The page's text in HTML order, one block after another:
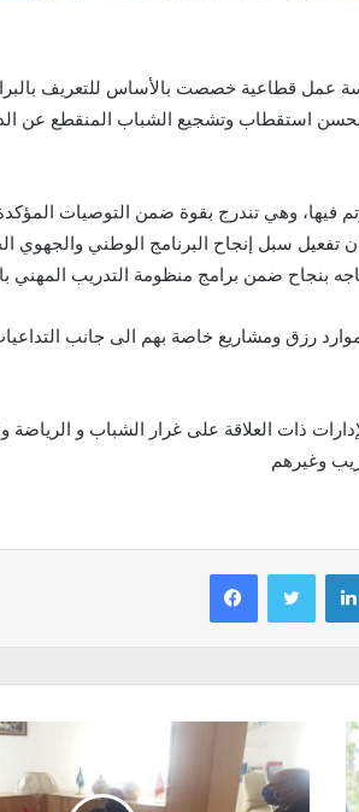
عمل قطاعية خصصت بالأساس للتعريف
بحسن استقطاب وتشجيع الشباب المنقطع عن
فيها، وهي تندرج بقوة ضمن التوصيات
سبل إنجاح البرنامج الوطني والجهوي
بنجاح ضمن برامج منظومة التدريب المهني
رزق ومشاريع خاصة بهم الى جانب التداعيات
ذات العلاقة على غرار الشباب و الرياضة
وغيرهم
Facebook Twitter